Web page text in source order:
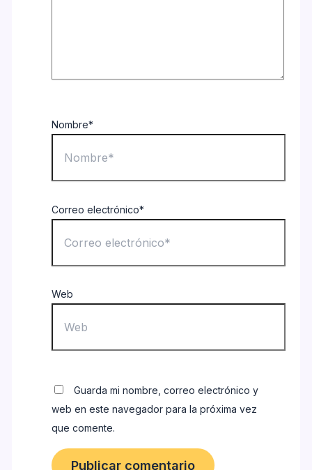
Nombre*
Correo electrónico*
Web
Guarda mi nombre, correo electrónico y
web en este navegador para la próxima vez
que comente.